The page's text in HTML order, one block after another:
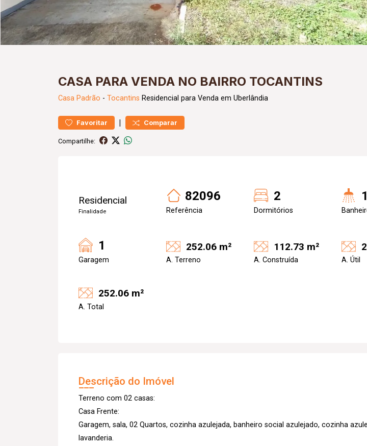
CASA PARA VENDA NO BAIRRO TOCANTINS
Casa Padrão - Tocantins Residencial para Venda em Uberlândia
Favoritar | Comparar
Compartilhe:
Residencial
Finalidade
82096
Referência
2
Dormitórios
1
1
Garagem
252.06 m²
A. Terreno
112.73 m²
A. Construída A. Útil
252.06 m²
A. Total
Descrição do Imóvel
Terreno com 02 casas:
Casa Frente:
Garagem, sala, 02 Quartos, cozinha azulejada, banheiro social azulejado, cozinha
lavanderia.